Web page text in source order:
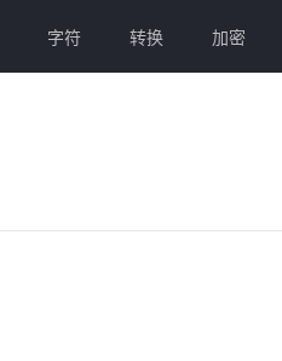
字符 转换 加密